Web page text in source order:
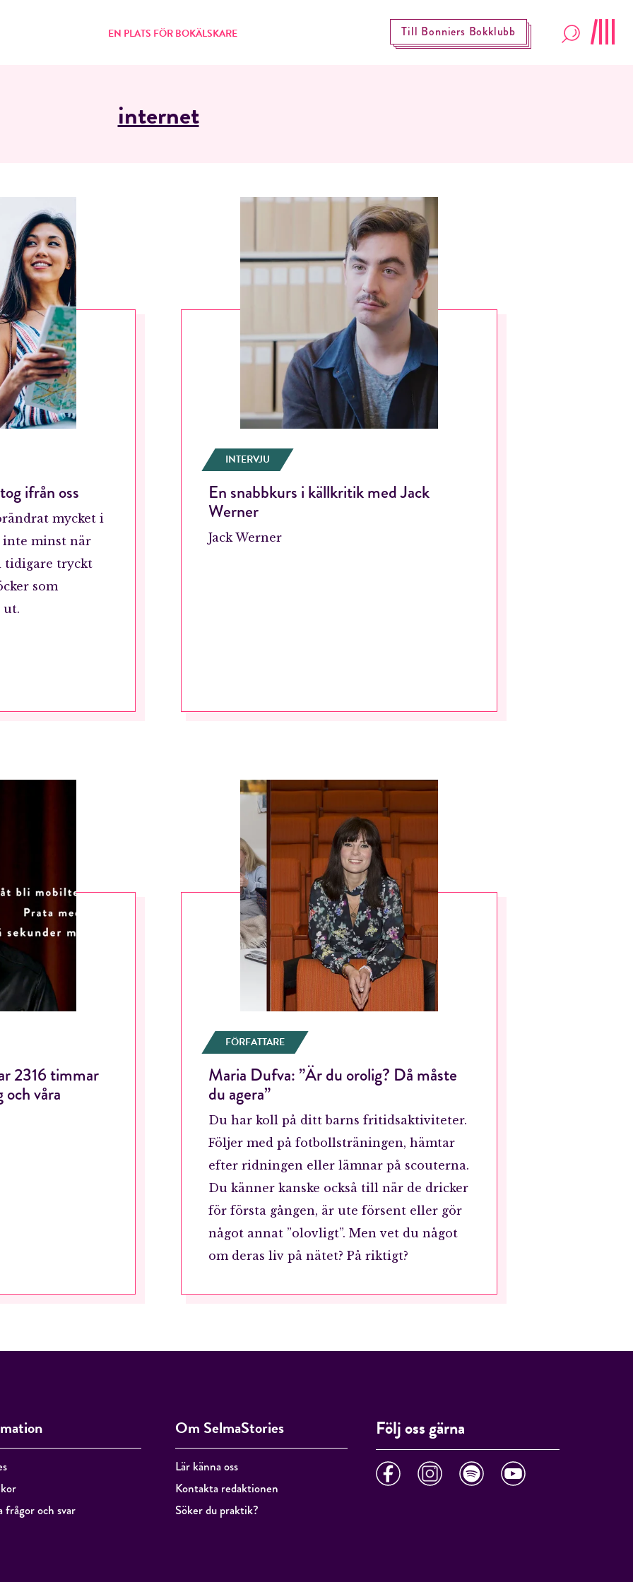
EN PLATS FÖR BOKÄLSKARE Till Bonniers Bokklubb
Jag accepterar villkoren.
internet
ifrån oss
mycket i
minst när
tidigare tryckt
som
ut.
INTERVJU
En snabbkurs i källkritik med Jack
Werner
Jack Werner
2316 timmar
våra
FÖRFATTARE
Maria Dufva: ”Är du orolig? Då måste
du agera”
Du har koll på ditt barns fritidsaktiviteter.
Följer med på fotbollsträningen, hämtar
efter ridningen eller lämnar på scouterna.
Du känner kanske också till när de dricker
för första gången, är ute försent eller gör
något annat ”olovligt”. Men vet du något
om deras liv på nätet? På riktigt?
frågor och svar
Om SelmaStories
Lär känna oss
Kontakta redaktionen
Söker du praktik?
Följ oss gärna